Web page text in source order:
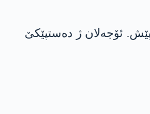
پێش. ئۆجەلان ژ دەستپێکێ